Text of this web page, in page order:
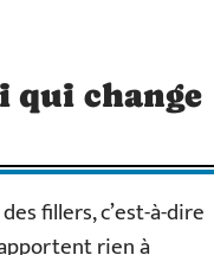
qui change
fillers, c’est-à-dire
rien à